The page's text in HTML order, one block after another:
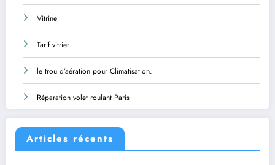
Vitrine
Tarif vitrier
le trou d’aération pour Climatisation.
Réparation volet roulant Paris
Articles récents